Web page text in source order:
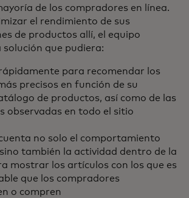
de los compradores en línea.
el rendimiento de sus
de productos allí, el equipo
solución que pudiera:
para recomendar los
precisos en función de su
de productos, así como de las
observadas en todo el sitio
no solo el comportamiento
también la actividad dentro de la
mostrar los artículos con los que es
que los compradores
o compren